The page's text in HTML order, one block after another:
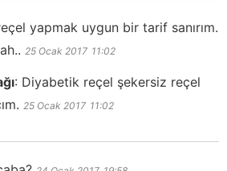
yapmak uygun bir tarif sanırım.
25 Ocak 2017 11:02
: Diyabetik reçel şekersiz reçel
25 Ocak 2017 11:02